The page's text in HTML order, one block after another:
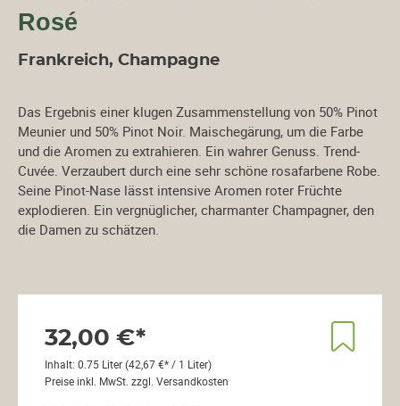
Rosé
Frankreich, Champagne
Das Ergebnis einer klugen Zusammenstellung von 50% Pinot
Meunier und 50% Pinot Noir. Maischegärung, um die Farbe
und die Aromen zu extrahieren. Ein wahrer Genuss. Trend-
Cuvée. Verzaubert durch eine sehr schöne rosafarbene Robe.
Seine Pinot-Nase lässt intensive Aromen roter Früchte
explodieren. Ein vergnüglicher, charmanter Champagner, den
die Damen zu schätzen.
32,00 €*
Inhalt: 0.75 Liter(42,67 €* / 1 Liter)
Preise inkl. MwSt. zzgl. Versandkosten